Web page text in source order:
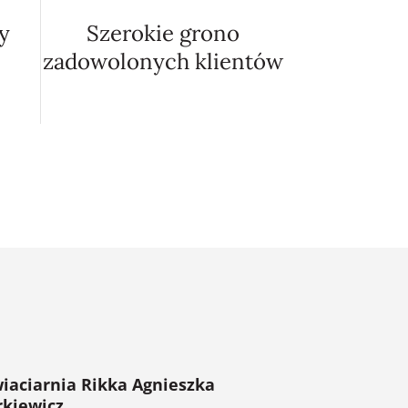
Szerokie grono
zadowolonych klientów
Rikka Agnieszka